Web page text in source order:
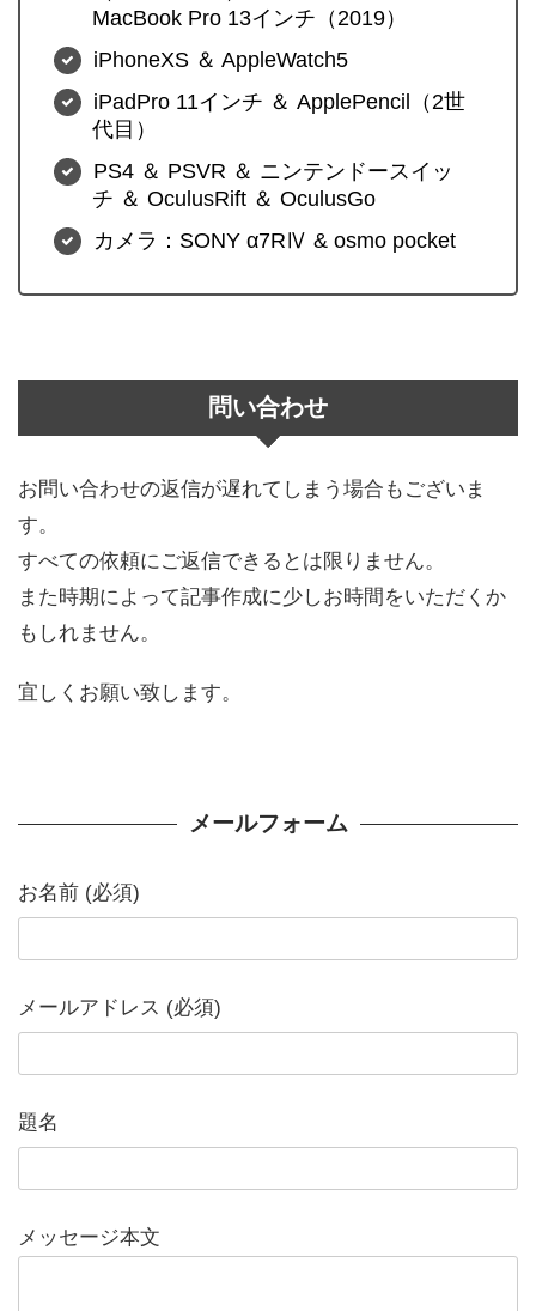
MacBook Pro 13インチ（2019）
iPhoneXS ＆ AppleWatch5
iPadPro 11インチ ＆ ApplePencil（2世
代目）
PS4 ＆ PSVR ＆ ニンテンドースイッ
チ ＆ OculusRift ＆ OculusGo
カメラ：SONY α7RⅣ & osmo pocket
問い合わせ
お問い合わせの返信が遅れてしまう場合もございま
す。
すべての依頼にご返信できるとは限りません。
また時期によって記事作成に少しお時間をいただくか
もしれません。
宜しくお願い致します。
メールフォーム
お名前 (必須)
メールアドレス (必須)
題名
メッセージ本文